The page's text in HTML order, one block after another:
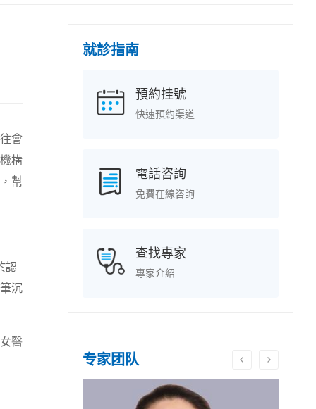
會
構
幫
認
沉
醫
就診指南
預約挂號
快速預約渠道
電話咨詢
免費在線咨詢
查找專家
專家介紹
专家团队